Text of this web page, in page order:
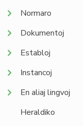
Normaro
Dokumentoj
Establoj
Instancoj
En aliaj lingvoj
Heraldiko